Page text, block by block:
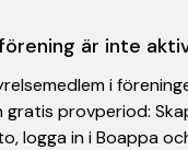
är inte
i
provperiod:
logga in i Boappa